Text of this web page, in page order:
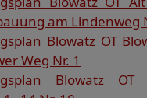
am Lindenweg
Blowatz OT
Weg Nr. 1
Blowatz OT